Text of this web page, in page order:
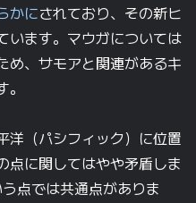
かにされており、その新ヒ
います。マウガについては
め、サモアと関連があるキ
洋（パシフィック）に位置
点に関してはやや矛盾しま
点では共通点がありま